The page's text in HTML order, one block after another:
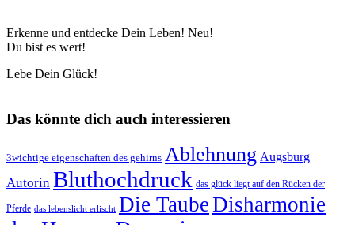
Erkenne und entdecke Dein Leben! Neu!
Du bist es wert!
Lebe Dein Glück!
Das könnte dich auch interessieren
3wichtige eigenschaften des gehirns Ablehnung Augsburg
Autorin Bluthochdruck das glück liegt auf den Rücken der
Pferde das lebenslicht erlischt Die TaubeDisharmonie